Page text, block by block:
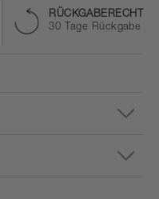
RÜCKGABERECHT
30 Tage Rückgabe